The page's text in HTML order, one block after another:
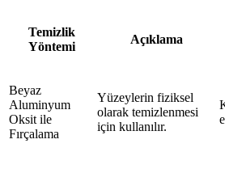
Temizlik
Yöntemi
Açıklama
Beyaz
Aluminyum
Oksit ile
Fırçalama
Yüzeylerin fiziksel
olarak temizlenmesi
için kullanılır.